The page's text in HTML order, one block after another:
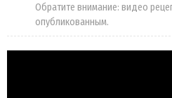
Обратите внимание: видео
опубликованным.